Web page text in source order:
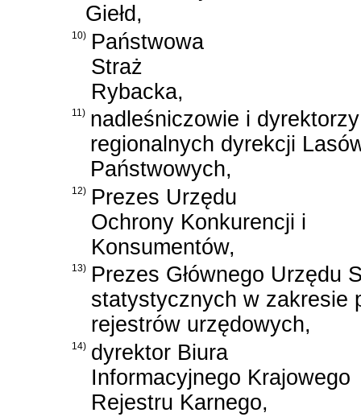
Giełd,
10) Państwowa
Straż
Rybacka,
11) nadleśniczowie i dyrektorzy
regionalnych dyrekcji
Państwowych,
12) Prezes Urzędu
Ochrony Konkurencji i
Konsumentów,
13) Prezes Głównego Urzędu
statystycznych w zakresie
rejestrów urzędowych,
14) dyrektor Biura
Informacyjnego Krajowego
Rejestru Karnego,